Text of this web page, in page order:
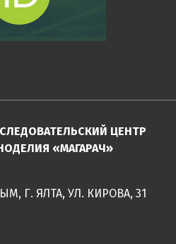
ЦЕНТР
«МАГАРАЧ»
Г. ЯЛТА, УЛ. КИРОВА, 31